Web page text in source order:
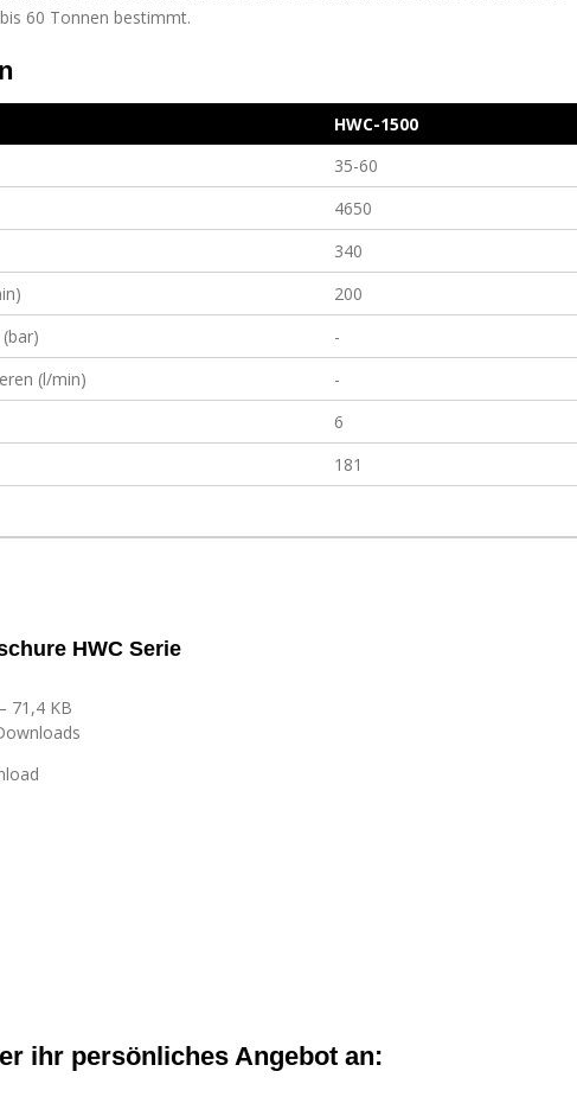
60 Tonnen bestimmt.
HWC-1500
35-60
4650
340
200
-
(l/min)
-
6
181
HWC Serie
71,4 KB
ihr persönliches Angebot an: